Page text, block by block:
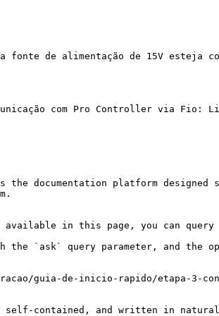
fonte de alimentação de 15V esteja
com Pro Controller via Fio:
documentation platform designed
in this page, you can query
the `ask` query parameter, and the
guia-de-inicio-rapido/etapa-3-
contained, and written in natural